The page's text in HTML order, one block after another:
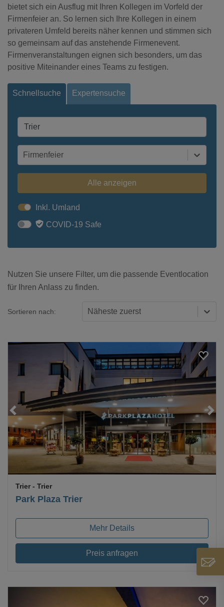
bietet sich ein Ausflug mit Ihren Kollegen im Vorfeld der
Firmenfeier an. So lernen sich Ihre Kollegen in einem
privateren Umfeld bereits näher kennen und stimmen sich
so gemeinsam auf das anstehende Firmenevent.
Firmenveranstaltungen eignen sich besonders, um das
positive Miteinander eines Teams zu festigen.
Schnellsuche Expertensuche
Firmenfeier
Alle anzeigen
Inkl. Umland
COVID-19 Safe
Nutzen Sie unsere Filter, um die passende Eventlocation
für Ihren Anlass zu finden.
Sortieren nach: Näheste zuerst
Loading...
Park Plaza Trier
Trier - Trier
Mehr Details
Preis anfragen